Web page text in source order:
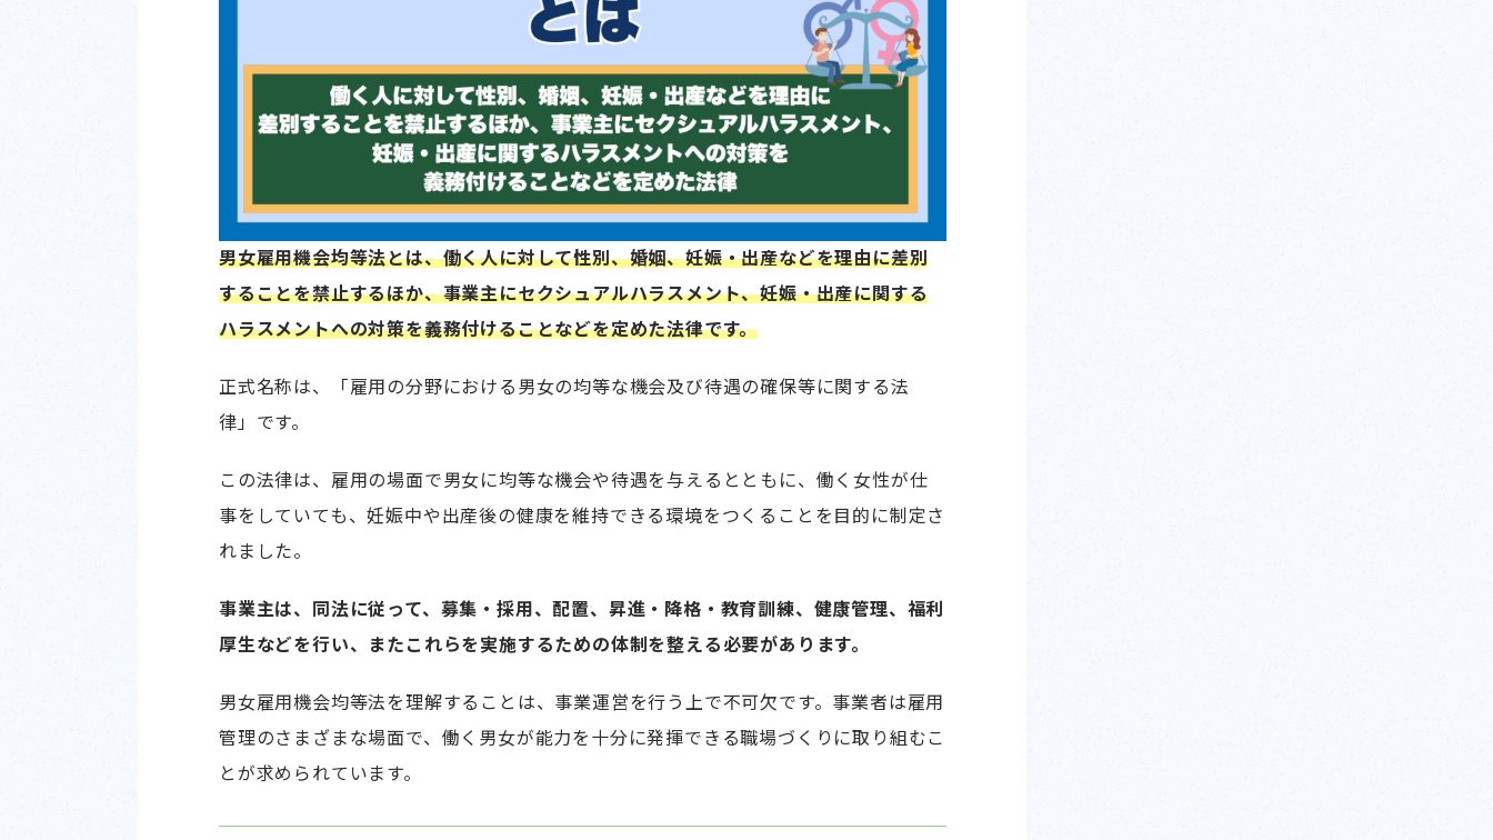
男女雇用機会均等法とは、働く人に対して性別、婚姻、妊娠・出産などを理由に差別
することを禁止するほか、事業主にセクシュアルハラスメント、妊娠・出産に関する
ハラスメントへの対策を義務付けることなどを定めた法律です。
正式名称は、「雇用の分野における男女の均等な機会及び待遇の確保等に関する法
律」です。
この法律は、雇用の場面で男女に均等な機会や待遇を与えるとともに、働く女性が仕
事をしていても、妊娠中や出産後の健康を維持できる環境をつくることを目的に制定さ
れました。
事業主は、同法に従って、募集・採用、配置、昇進・降格・教育訓練、健康管理、福利
厚生などを行い、またこれらを実施するための体制を整える必要があります。
男女雇用機会均等法を理解することは、事業運営を行う上で不可欠です。事業者は雇用
管理のさまざまな場面で、働く男女が能力を十分に発揮できる職場づくりに取り組むこ
とが求められています。